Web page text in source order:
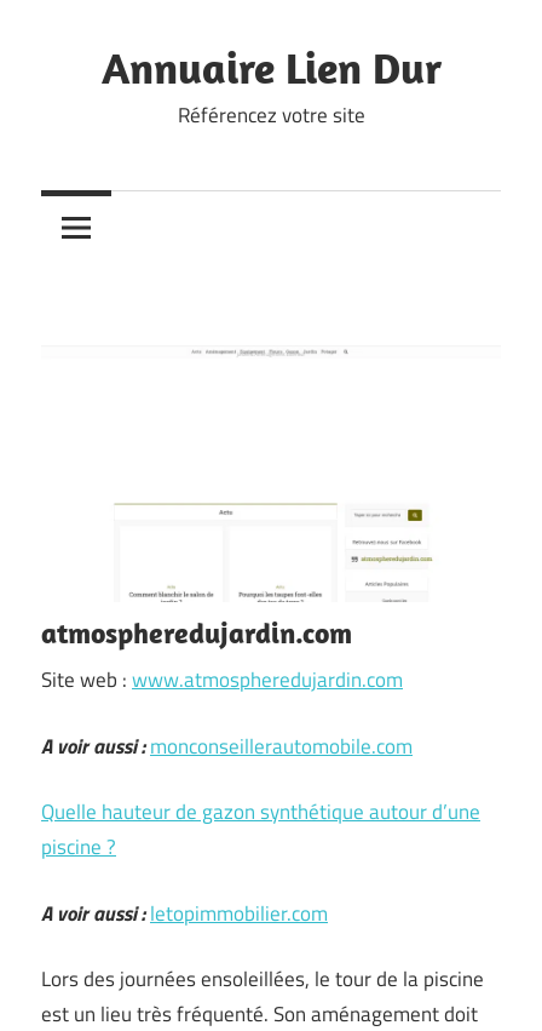
contentAnnuaire Lien Dur
Référencez votre site
atmospheredujardin.com
Site web :www.atmospheredujardin.com
A voir aussi :monconseillerautomobile.com
Quelle hauteur de gazon synthétique autour d’une
piscine ?
A voir aussi :letopimmobilier.com
Lors des journées ensoleillées, le tour de la piscine
est un lieu très fréquenté. Son aménagement doit